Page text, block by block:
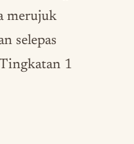
merujuk
selepas
1